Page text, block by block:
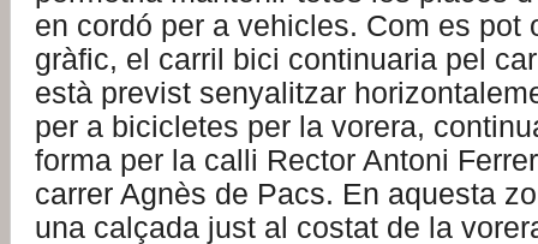
en cordó per a vehicles. Com es pot
gràfic, el carril bici continuaria pel
està previst senyalitzar
per a bicicletes per la vorera,
forma per la calli Rector Antoni
carrer Agnès de Pacs. En aquesta
una calçada just al costat de la